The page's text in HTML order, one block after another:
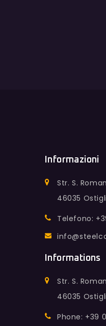
Informazioni
Str. S.
46035
Telefono:
Informations
Str. S.
46035
Phone: +39